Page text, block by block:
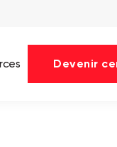
Devenir